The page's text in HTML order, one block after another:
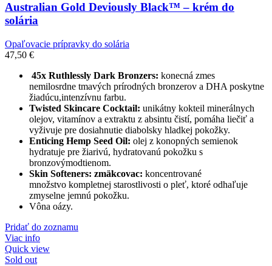
Australian Gold Deviously Black™ – krém do
solária
Opaľovacie prípravky do solária
47,50 €
45x Ruthlessly Dark Bronzers: konecná zmes
nemilosrdne tmavých prírodných bronzerov a DHA poskytne
žiadúcu,intenzívnu farbu.
Twisted Skincare Cocktail: unikátny kokteil minerálnych
olejov, vitamínov a extraktu z absintu čistí, pomáha liečiť a
vyživuje pre dosiahnutie diabolsky hladkej pokožky.
Enticing Hemp Seed Oil: olej z konopných semienok
hydratuje pre žiarivú, hydratovanú pokožku s
bronzovýmodtienom.
Skin Softeners: zmäkcovac: koncentrované
množstvo kompletnej starostlivosti o pleť, ktoré odhaľuje
zmyselne jemnú pokožku.
Vôna oázy.
Pridať do zoznamu
Viac info
Quick view
Sold out